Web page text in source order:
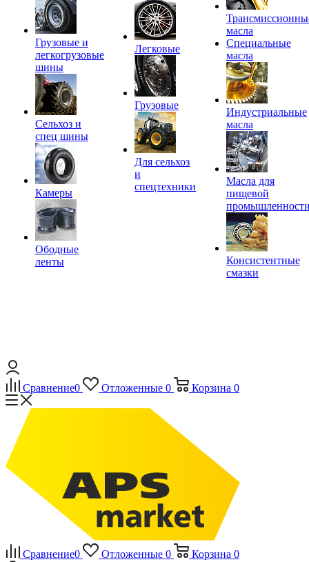
Грузовые и
легкогрузовые
шины
Сельхоз и
спец шины
Камеры
Ободные
ленты
Легковые
Грузовые
Для сельхоз
и
спецтехники
масла
Специальные
масла
Индустриальные
масла
Масла для
пищевой
Консистентные
смазки
Сравнение0 Отложенные 0 Корзина 0
Сравнение0 Отложенные 0 Корзина 0